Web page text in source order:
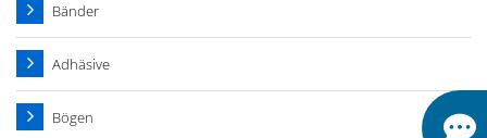
Bänder
Adhäsive
Bögen